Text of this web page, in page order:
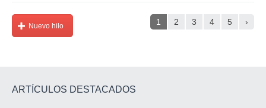
1 2 3 4 5 ›
Nuevo hilo
ARTÍCULOS DESTACADOS